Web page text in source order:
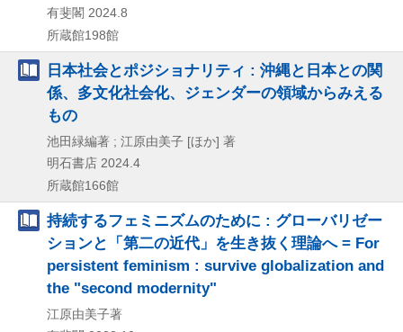
有斐閣 2024.8
所蔵館198館
日本社会とポジショナリティ : 沖縄と日本との関
係、多文化社会化、ジェンダーの領域からみえる
もの
池田緑編著 ; 江原由美子 [ほか] 著
明石書店 2024.4
所蔵館166館
持続するフェミニズムのために : グローバリゼー
ションと「第二の近代」を生き抜く理論へ = For
persistent feminism : survive globalization and
the "second modernity"
江原由美子著